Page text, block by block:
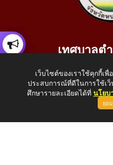
เทศบาลต
อ.เมือง จ.หน
โทรศัพท์: 042-414758
E-Mail:
เว็บไซต์ของเราใช้คุกกี้เ
ประสบการณ์ที่ดีในการใช้เ
ศึกษารายละเอียดได้ที่ นโยบ
ยอ